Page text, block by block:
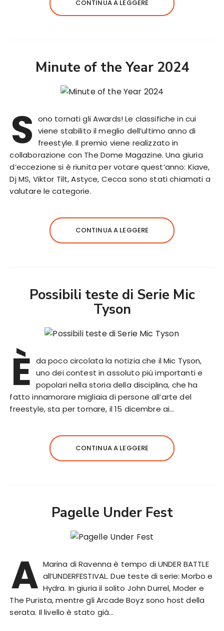
CONTINUA A LEGGERE
Minute of the Year 2024
S ono tornati gli Awards! Le classifiche in cui
viene stabilito il meglio dell’ultimo anno di
freestyle. Il premio viene realizzato in
collaborazione con The Dome Magazine. Una giuria
d’eccezione si è riunita per votare quest’anno: Kiave,
Dj MS, Viktor Tilt, Astyce, Cecca sono stati chiamati a
valutare le categorie.
CONTINUA A LEGGERE
Possibili teste di Serie Mic
Tyson
È da poco circolata la notizia che il Mic Tyson,
uno dei contest in assoluto più importanti e
popolari nella storia della disciplina, che ha
fatto innamorare migliaia di persone all’arte del
freestyle, sta per tornare, il 15 dicembre ai…
CONTINUA A LEGGERE
Pagelle Under Fest
A Marina di Ravenna è tempo di UNDER BATTLE
all’UNDERFESTIVAL. Due teste di serie: Morbo e
Hydra. In giuria il solito John Durrel, Moder e
The Purista, mentre gli Arcade Boyz sono host della
serata. Il livello è stato già…